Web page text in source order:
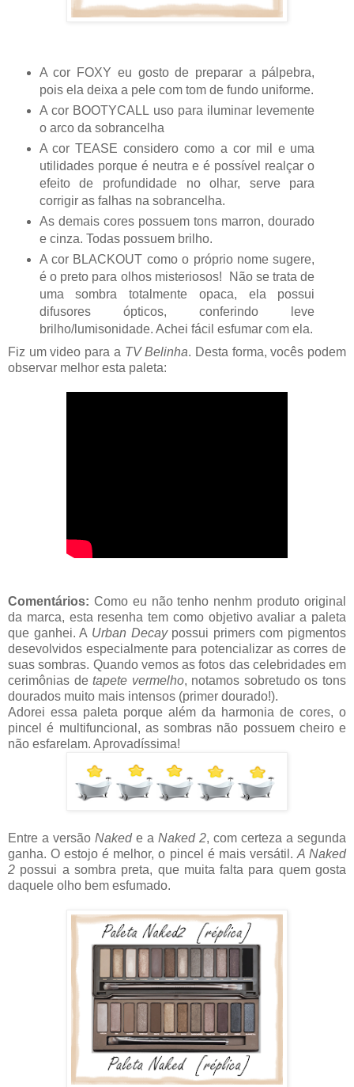
A cor FOXY eu gosto de preparar a pálpebra,
pois ela deixa a pele com tom de fundo uniforme.
A cor BOOTYCALL uso para iluminar levemente
o arco da sobrancelha
A cor TEASE considero como a cor mil e uma
utilidades porque é neutra e é possível realçar o
efeito de profundidade no olhar, serve para
corrigir as falhas na sobrancelha.
As demais cores possuem tons marron, dourado
e cinza. Todas possuem brilho.
A cor BLACKOUT como o próprio nome sugere,
é o preto para olhos misteriosos! Não se trata de
uma sombra totalmente opaca, ela possui
difusores ópticos, conferindo leve
brilho/lumisonidade. Achei fácil esfumar com ela.
Fiz um video para a TV Belinha. Desta forma, vocês podem
observar melhor esta paleta:
Comentários: Como eu não tenho nenhm produto original
da marca, esta resenha tem como objetivo avaliar a paleta
que ganhei. A Urban Decaypossui primers com pigmentos
desevolvidos especialmente para potencializar as corres de
suas sombras. Quando vemos as fotos das celebridades em
cerimônias detapete vermelho, notamos sobretudo os tons
dourados muito mais intensos (primer dourado!).
Adorei essa paleta porque além da harmonia de cores, o
pincel é multifuncional, as sombras não possuem cheiro e
não esfarelam. Aprovadíssima!
Entre a versão Nakede a Naked 2, com certeza a segunda
ganha. O estojo é melhor, o pincel é mais versátil. A Naked
2 possui a sombra preta, que muita falta para quem gosta
daquele olho bem esfumado.